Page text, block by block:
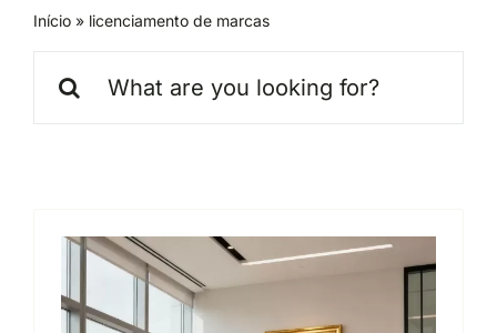
Serviços
Início» licenciamento de marcas
resultados